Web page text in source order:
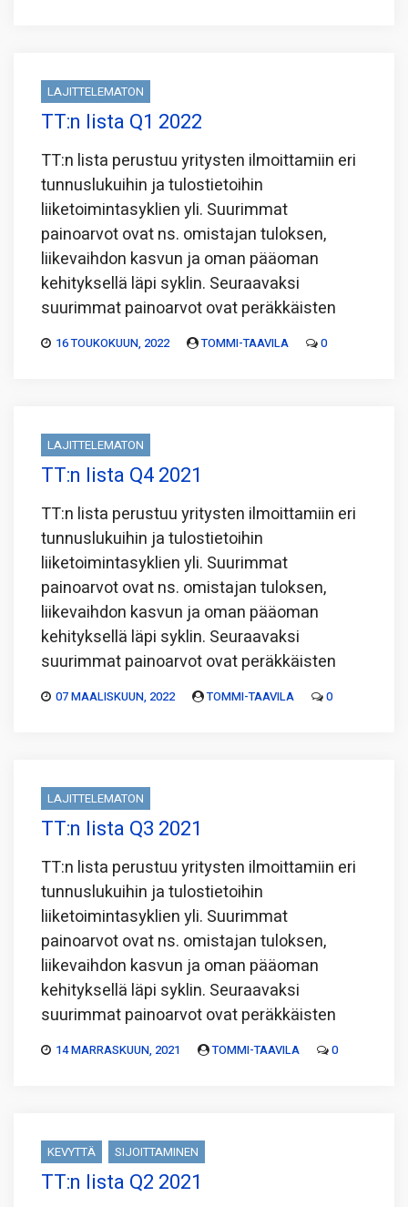
LAJITTELEMATON
TT:n lista Q1 2022
TT:n lista perustuu yritysten ilmoittamiin eri
tunnuslukuihin ja tulostietoihin
liiketoimintasyklien yli. Suurimmat
painoarvot ovat ns. omistajan tuloksen,
liikevaihdon kasvun ja oman pääoman
kehityksellä läpi syklin. Seuraavaksi
suurimmat painoarvot ovat peräkkäisten
16 TOUKOKUUN, 2022 TOMMI-TAAVILA 0
LAJITTELEMATON
TT:n lista Q4 2021
TT:n lista perustuu yritysten ilmoittamiin eri
tunnuslukuihin ja tulostietoihin
liiketoimintasyklien yli. Suurimmat
painoarvot ovat ns. omistajan tuloksen,
liikevaihdon kasvun ja oman pääoman
kehityksellä läpi syklin. Seuraavaksi
suurimmat painoarvot ovat peräkkäisten
07 MAALISKUUN, 2022 TOMMI-TAAVILA 0
LAJITTELEMATON
TT:n lista Q3 2021
TT:n lista perustuu yritysten ilmoittamiin eri
tunnuslukuihin ja tulostietoihin
liiketoimintasyklien yli. Suurimmat
painoarvot ovat ns. omistajan tuloksen,
liikevaihdon kasvun ja oman pääoman
kehityksellä läpi syklin. Seuraavaksi
suurimmat painoarvot ovat peräkkäisten
14 MARRASKUUN, 2021 TOMMI-TAAVILA 0
KEVYTTÄ SIJOITTAMINEN
TT:n lista Q2 2021